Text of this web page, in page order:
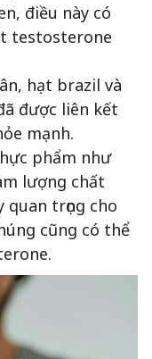
điều này có
testosterone
hạt brazil và
được liên kết
mạnh.
phẩm như
lượng chất
trọng cho
cũng có thể